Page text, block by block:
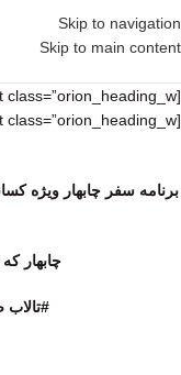
Skip to navigation
Skip to main content
[siteorigin_widget class=”orion_heading_w”]
[siteorigin_widget class=”orion_heading_w”]
برنامه سفر چابهار ویژه
چابهار